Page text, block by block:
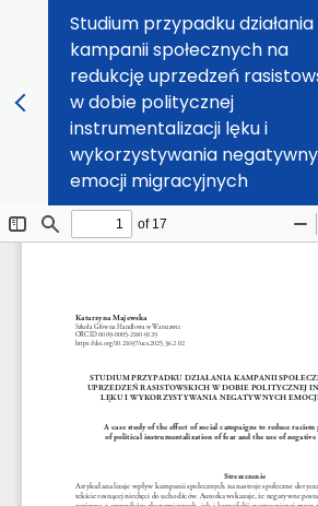
Studium przypadku działania
kampanii społecznych na
redukcję uprzedzeń
w dobie politycznej
instrumentalizacji lęku i
wykorzystywania
emocji migracyjnych